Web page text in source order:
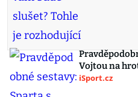
Vojtou na
iSport.cz